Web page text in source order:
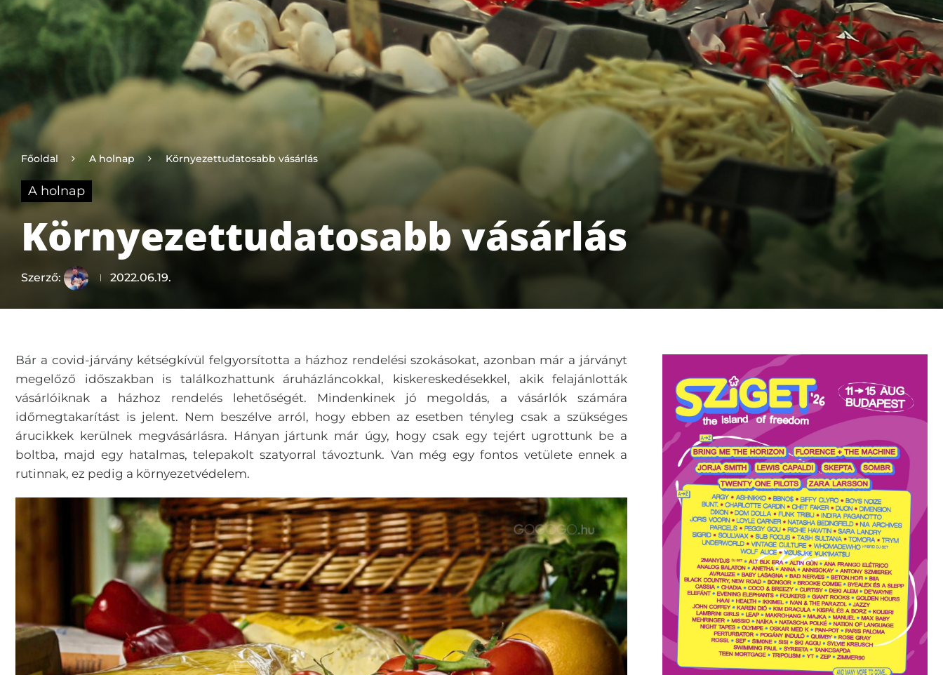
Főoldal A holnap Környezettudatosabb vásárlás
A holnap
Környezettudatosabb vásárlás
Szerző: 2022.06.19.
Bár a covid-járvány kétségkívül felgyorsította a házhoz rendelési szokásokat, azonban már a járványt
megelőző időszakban is találkozhattunk áruházláncokkal, kiskereskedésekkel, akik felajánlották
vásárlóiknak a házhoz rendelés lehetőségét. Mindenkinek jó megoldás, a vásárlók számára
időmegtakarítást is jelent. Nem beszélve arról, hogy ebben az esetben tényleg csak a szükséges
árucikkek kerülnek megvásárlásra. Hányan jártunk már úgy, hogy csak egy tejért ugrottunk be a
boltba, majd egy hatalmas, telepakolt szatyorral távoztunk. Van még egy fontos vetülete ennek a
rutinnak, ez pedig a környezetvédelem.